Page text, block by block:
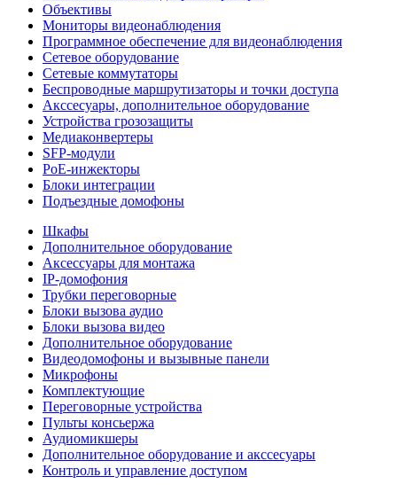
Объективы
Мониторы видеонаблюдения
Программное обеспечение для видеонаблюдения
Сетевое оборудование
Сетевые коммутаторы
Беспроводные маршрутизаторы и точки доступа
Акссесуары, дополнительное оборудование
Устройства грозозащиты
Медиаконвертеры
SFP-модули
РоЕ-инжекторы
Блоки интеграции
Подъездные домофоны
Шкафы
Дополнительное оборудование
Аксессуары для монтажа
IP-домофония
Трубки переговорные
Блоки вызова аудио
Блоки вызова видео
Дополнительное оборудование
Видеодомофоны и вызывные панели
Микрофоны
Комплектующие
Переговорные устройства
Пульты консьержа
Аудиомикшеры
Дополнительное оборудование и акссесуары
Контроль и управление доступом